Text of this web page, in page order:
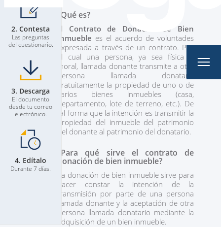
Mi Perfil
2. Contesta
Las preguntas
del cuestionario.
3. Descarga
El documento
desde tu correo
electrónico.
4. Edítalo
Durante 7 días.
¿Qué es?
El Contrato de Donación de Bien
Inmueble es el acuerdo de voluntades
expresada a través de un contrato. Por
el cual una persona, ya sea física o
moral, llamada donante transmite a otra
persona llamada donataria
gratuitamente la propiedad de uno o de
varios bienes inmuebles (casa,
departamento, lote de terreno, etc.). De
tal forma que la intención es transmitir la
propiedad del inmueble del patrimonio
del donante al patrimonio del donatario.
¿Para qué sirve el contrato de
donación de bien inmueble?
La donación de bien inmueble sirve para
hacer constar la intención de la
transmisión por parte de una persona
llamada donante y la aceptación de otra
persona llamada donatario mediante la
adquisición de un bien inmueble.